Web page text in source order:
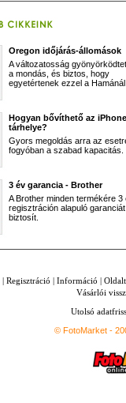
Oregon időjárás-állomások
A változatosság
a mondás, és biztos, hogy
egyetértenek ezzel a
Hogyan bővíthető az iPhone
tárhelye?
Gyors megoldás arra az
fogyóban a szabad kapacitás.
3 év garancia - Brother
A Brother minden termékére 3
regisztráción alapuló garanciát
biztosít.
| Regisztráció | Információ |
Vásárlói
Utolsó
© FotoMarket -